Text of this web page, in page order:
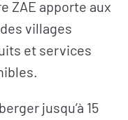
ZAE apporte aux
villages
et services
jusqu’à 15